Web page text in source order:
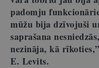
padomju
mūžu bija dzīvojuši
saprašana
nezināja, kā
E. Levits.